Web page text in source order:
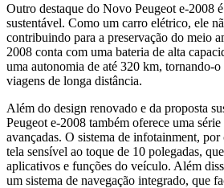
Outro destaque do Novo Peugeot e-2008
sustentável. Como um carro elétrico, ele
contribuindo para a preservação do meio
2008 conta com uma bateria de alta
uma autonomia de até 320 km, tornando-
viagens de longa distância.
Além do design renovado e da proposta
Peugeot e-2008 também oferece uma
avançadas. O sistema de infotainment,
tela sensível ao toque de 10 polegadas,
aplicativos e funções do veículo. Além
um sistema de navegação integrado, que